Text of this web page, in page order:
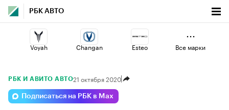
РБК АВТО
Voyah Changan Esteo
Lada Geely
Все марки
РБК И АВИТО АВТО21 октября 2020
Подписаться на РБК в Max